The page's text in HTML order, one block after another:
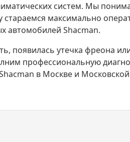
систем. Мы
максимально
автомобилей Shacman.
появилась утечка фреона
профессиональную
в Москве и